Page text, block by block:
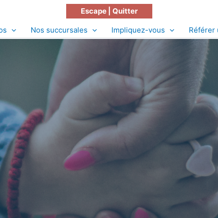
Escape | Quitter
Nos succursales Impliquez-vous Référer